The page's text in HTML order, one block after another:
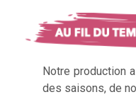
Notre production
des saisons, de